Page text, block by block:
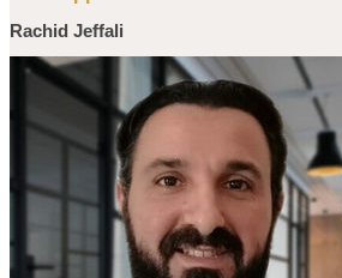
Rachid Jeffali